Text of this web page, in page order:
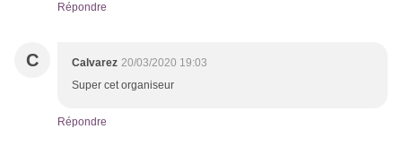
Répondre
C Calvarez 20/03/2020 19:03
Super cet organiseur
Répondre